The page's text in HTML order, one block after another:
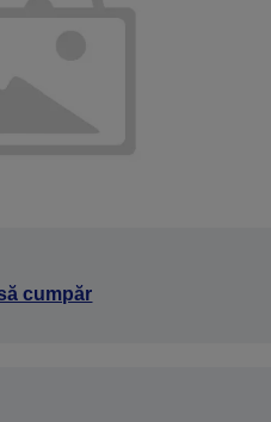
cumpăr